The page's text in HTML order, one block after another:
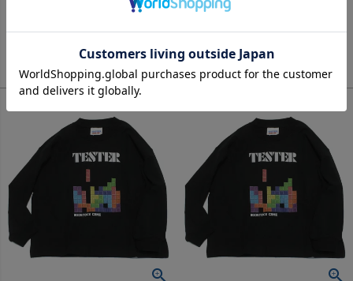
1,980 当店特別価格 ¥ 1,760